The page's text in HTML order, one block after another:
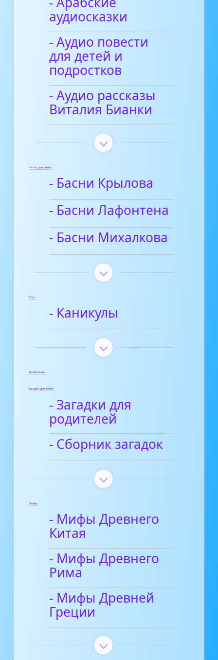
аудиосказки
- Аудио повести
для детей и
подростков
- Аудио рассказы
Виталия Бианки
Басни для детей
- Басни Крылова
- Басни Лафонтена
- Басни Михалкова
Блог
- Каникулы
Диафильмы
Загадки для детей
- Загадки для
родителей
- Сборник загадок
Мифы
- Мифы Древнего
Китая
- Мифы Древнего
Рима
- Мифы Древней
Греции